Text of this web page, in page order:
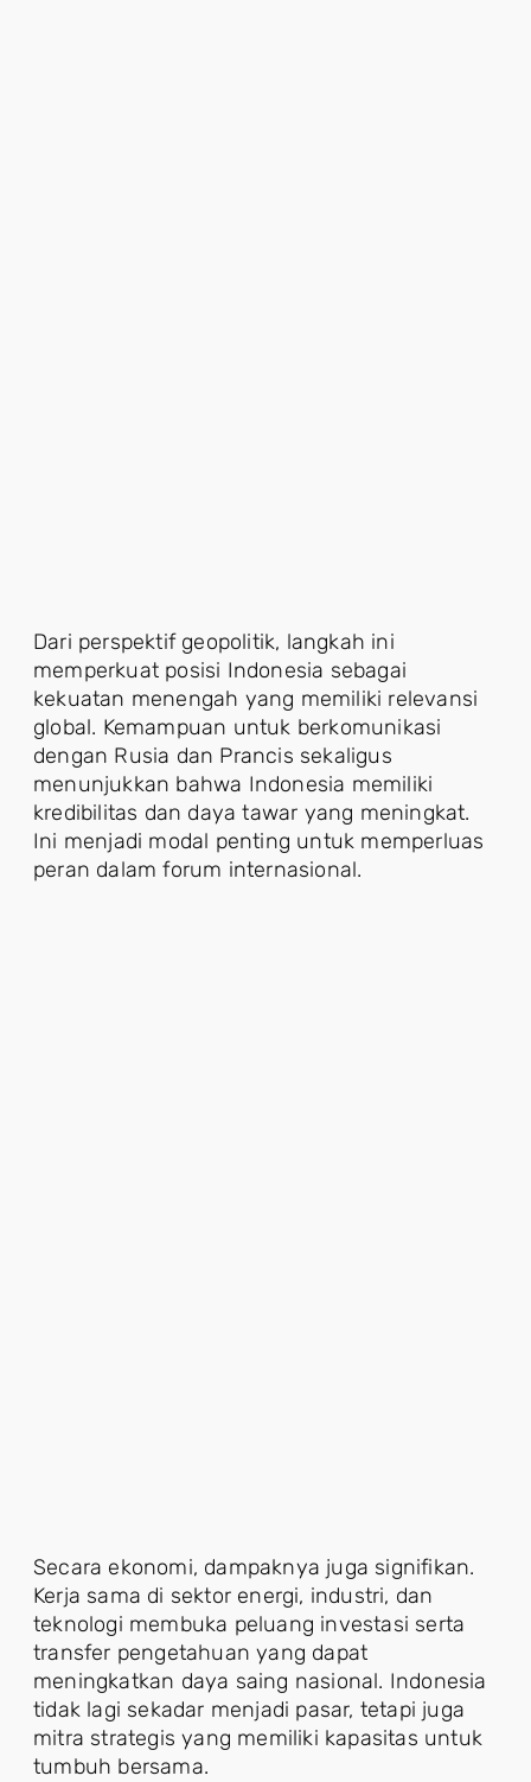
Dari perspektif geopolitik, langkah ini
memperkuat posisi Indonesia sebagai
kekuatan menengah yang memiliki relevansi
global. Kemampuan untuk berkomunikasi
dengan Rusia dan Prancis sekaligus
menunjukkan bahwa Indonesia memiliki
kredibilitas dan daya tawar yang meningkat.
Ini menjadi modal penting untuk memperluas
peran dalam forum internasional.
Secara ekonomi, dampaknya juga signifikan.
Kerja sama di sektor energi, industri, dan
teknologi membuka peluang investasi serta
transfer pengetahuan yang dapat
meningkatkan daya saing nasional. Indonesia
tidak lagi sekadar menjadi pasar, tetapi juga
mitra strategis yang memiliki kapasitas untuk
tumbuh bersama.